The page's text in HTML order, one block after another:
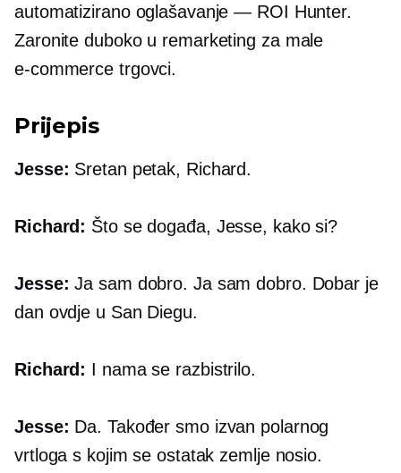
automatizirano oglašavanje — ROI Hunter.
Zaronite duboko u remarketing za male
e-commerce trgovci.
Prijepis
Jesse: Sretan petak, Richard.
Richard: Što se događa, Jesse, kako si?
Jesse: Ja sam dobro. Ja sam dobro. Dobar je
dan ovdje u San Diegu.
Richard: I nama se razbistrilo.
Jesse: Da. Također smo izvan polarnog
vrtloga s kojim se ostatak zemlje nosio.